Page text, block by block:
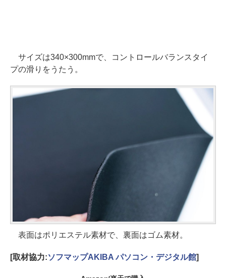
サイズは340×300mmで、コントロールバランスタイ
プの滑りをうたう。
表面はポリエステル素材で、裏面はゴム素材。
[取材協力:ソフマップAKIBA パソコン・デジタル館]